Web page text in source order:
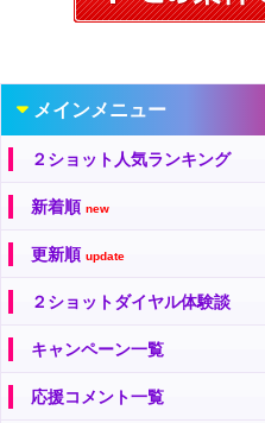
メインメニュー
２ショット人気ランキング
新着順 new
更新順 update
２ショットダイヤル体験談
キャンペーン一覧
応援コメント一覧